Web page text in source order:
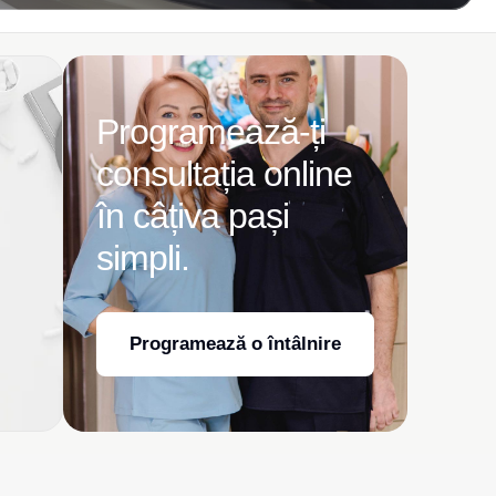
Programează-ți
consultația online
în câțiva pași
simpli.
Programează o întâlnire